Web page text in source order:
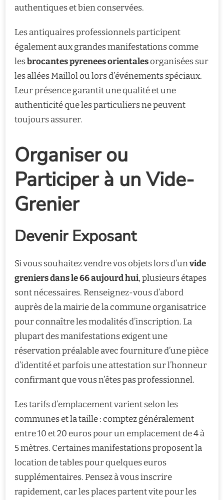
authentiques et bien conservées.
Les antiquaires professionnels participent
également aux grandes manifestations comme
lesbrocantes pyrenees orientalesorganisées sur
les allées Maillol ou lors d’événements spéciaux.
Leur présence garantit une qualité et une
authenticité que les particuliers ne peuvent
toujours assurer.
Organiser ou
Participer à un Vide-
Grenier
Devenir Exposant
Si vous souhaitez vendre vos objets lors d’unvide
greniers dans le 66 aujourd hui, plusieurs étapes
sont nécessaires. Renseignez-vous d’abord
auprès de la mairie de la commune organisatrice
pour connaître les modalités d’inscription. La
plupart des manifestations exigent une
réservation préalable avec fourniture d’une pièce
d’identité et parfois une attestation sur l’honneur
confirmant que vous n’êtes pas professionnel.
Les tarifs d’emplacement varient selon les
communes et la taille : comptez généralement
entre 10 et 20 euros pour un emplacement de 4 à
5 mètres. Certaines manifestations proposent la
location de tables pour quelques euros
supplémentaires. Pensez à vous inscrire
rapidement, car les places partent vite pour les